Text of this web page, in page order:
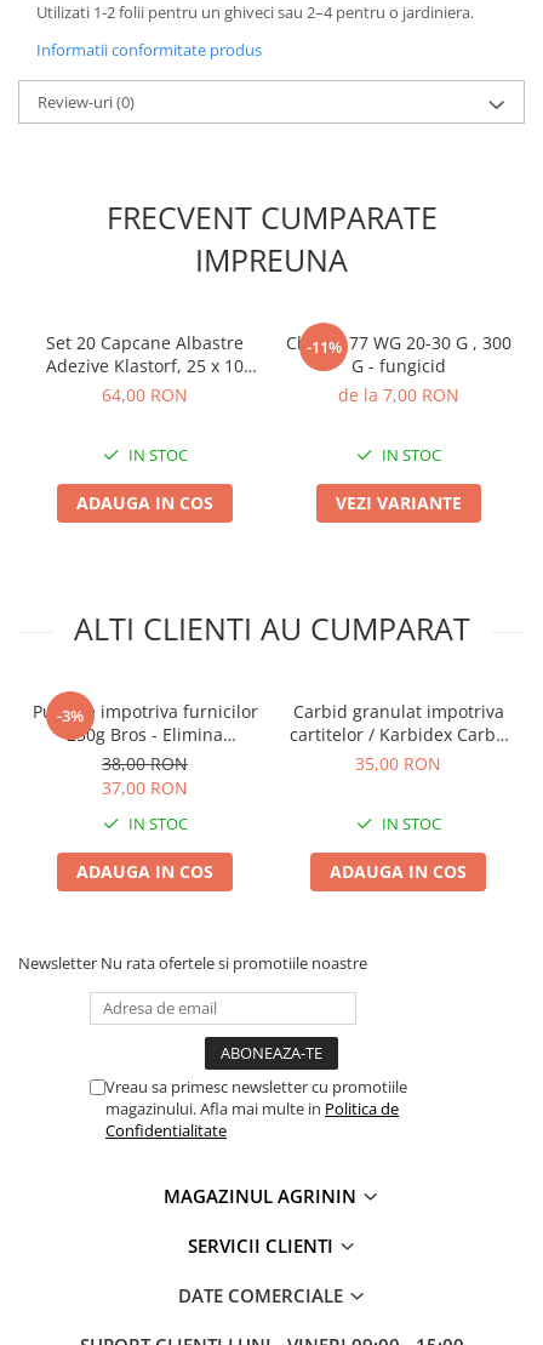
Furtun / banda / tub
Pompa de stropit
Spray si intretinere
Vinificatie
Acumulatori si Incarcatoare
Burghie
Cantare
Centuri/chingi
Colier / Faseta
Discuri debitare
Feronerie si accesorii
Utilizati 1-2 folii pentru un ghiveci sau 2–4 pentru o jardiniera.
Informatii conformitate produs
Review-uri(0)
FRECVENT CUMPARATE
IMPREUNA
Set 20 Capcane Albastre
Adezive Klastorf, 25 x 10
cm, cu Feromoni, Special
64,00 RON
IN STOC
ADAUGA IN COS
-11%
Champ 77 WG 20-30 G , 300
G - fungicid
de la 7,00 RON
IN STOC
VEZI VARIANTE
ALTI CLIENTI AU CUMPARAT
-3%
Pulbere impotriva furnicilor
250g Bros - Elimina
Musuroiul in 24 de Ore
38,00 RON
37,00 RON
IN STOC
ADAUGA IN COS
Carbid granulat impotriva
cartitelor / Karbidex Carbit
pelete
35,00 RON
IN STOC
ADAUGA IN COS
Newsletter Nu rata ofertele si promotiile noastre
Vreau sa primesc newsletter cu promotiile
magazinului. Afla mai multe in Politica de
Confidentialitate
MAGAZINUL AGRININ
SERVICII CLIENTI
DATE COMERCIALE